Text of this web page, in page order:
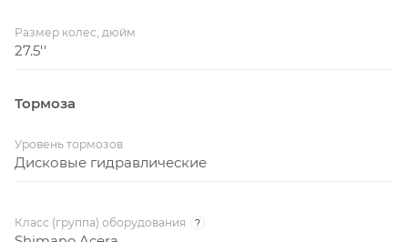
Размер колес, дюйм
27.5''
Тормоза
Уровень тормозов
Дисковые гидравлические
Класс (группа) оборудования ?